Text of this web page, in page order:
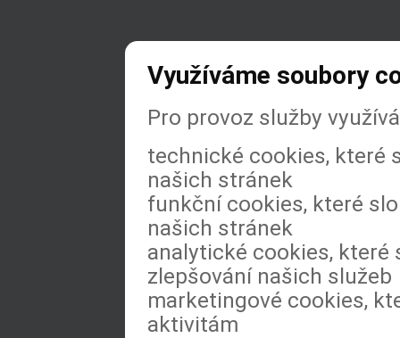
Využíváme soubory
Pro provoz služby
technické cookies, které
našich stránek
funkční cookies, které
našich stránek
analytické cookies, které
zlepšování našich služeb
marketingové cookies,
aktivitám